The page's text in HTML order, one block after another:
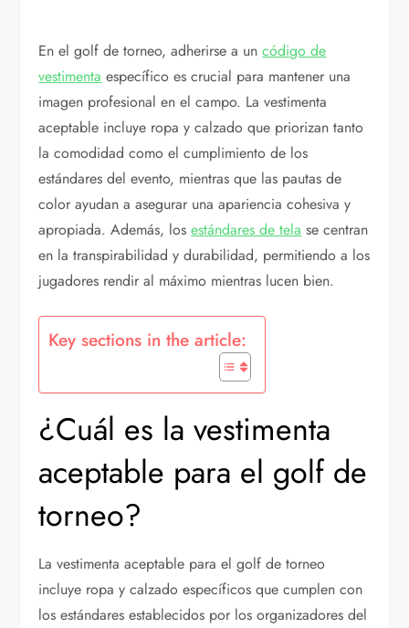
En el golf de torneo, adherirse a uncódigo de
vestimenta específico es crucial para mantener una
imagen profesional en el campo. La vestimenta
aceptable incluye ropa y calzado que priorizan tanto
la comodidad como el cumplimiento de los
estándares del evento, mientras que las pautas de
color ayudan a asegurar una apariencia cohesiva y
apropiada. Además, losestándares de tela se centran
en la transpirabilidad y durabilidad, permitiendo a los
jugadores rendir al máximo mientras lucen bien.
Key sections in the article:
¿Cuál es la vestimenta
aceptable para el golf de
torneo?
La vestimenta aceptable para el golf de torneo
incluye ropa y calzado específicos que cumplen con
los estándares establecidos por los organizadores del